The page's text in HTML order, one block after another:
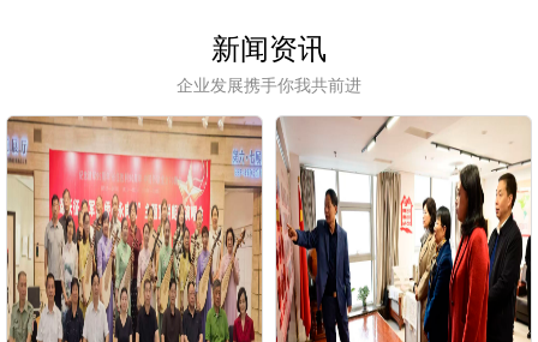
新闻资讯
企业发展携手你我共前进